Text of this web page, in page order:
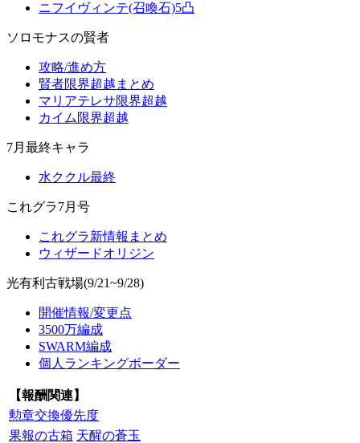
ニフイヴィンテ(召喚石)5凸
ソロモナスの賢者
攻略/進め方
賢者限界超越まとめ
マリアテレサ限界超越
カイム限界超越
7月最終キャラ
水ククル最終
これグラ7月号
これグラ新情報まとめ
ウィザードオリジン
光有利古戦場(9/21~9/28)
開催情報/変更点
3500万編成
SWARM編成
個人ランキングボーダー
【報酬関連】
勲章交換優先度
果報の古箱 天醒の蒼玉